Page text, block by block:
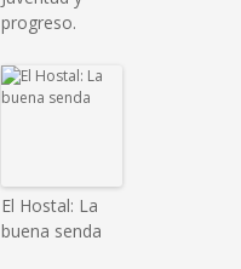
progreso.
El Hostal: La
buena senda